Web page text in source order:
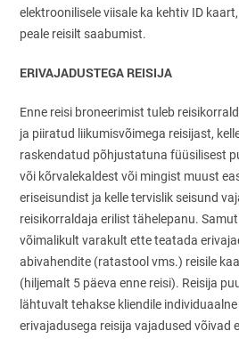
elektroonilisele viisale ka kehtiv ID
peale reisilt saabumist.
ERIVAJADUSTEGA REISIJA
Enne reisi broneerimist tuleb
ja piiratud liikumisvõimega reisijast,
raskendatud põhjustatuna füüsilisest
või kõrvalekaldest või mingist muust
eriseisundist ja kelle tervislik seisund
reisikorraldaja erilist tähelepanu.
võimalikult varakult ette teatada
abivahendite (ratastool vms.) reisile
(hiljemalt 5 päeva enne reisi). Reisija
lähtuvalt tehakse kliendile
erivajadusega reisija vajadused võivad